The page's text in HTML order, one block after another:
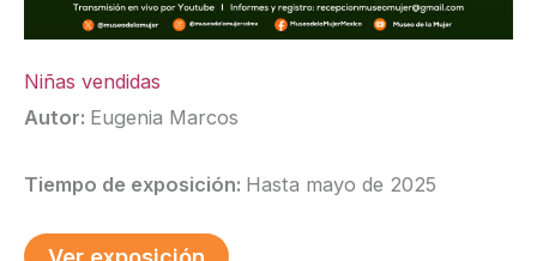
Niñas vendidas
Autor: Eugenia Marcos
Tiempo de exposición: Hasta mayo de 2025